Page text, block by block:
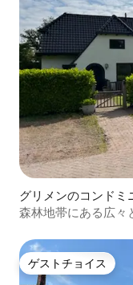
グリメンのコンドミ
森林地帯にある広々
ゲストチョイス
ゲストチョイス